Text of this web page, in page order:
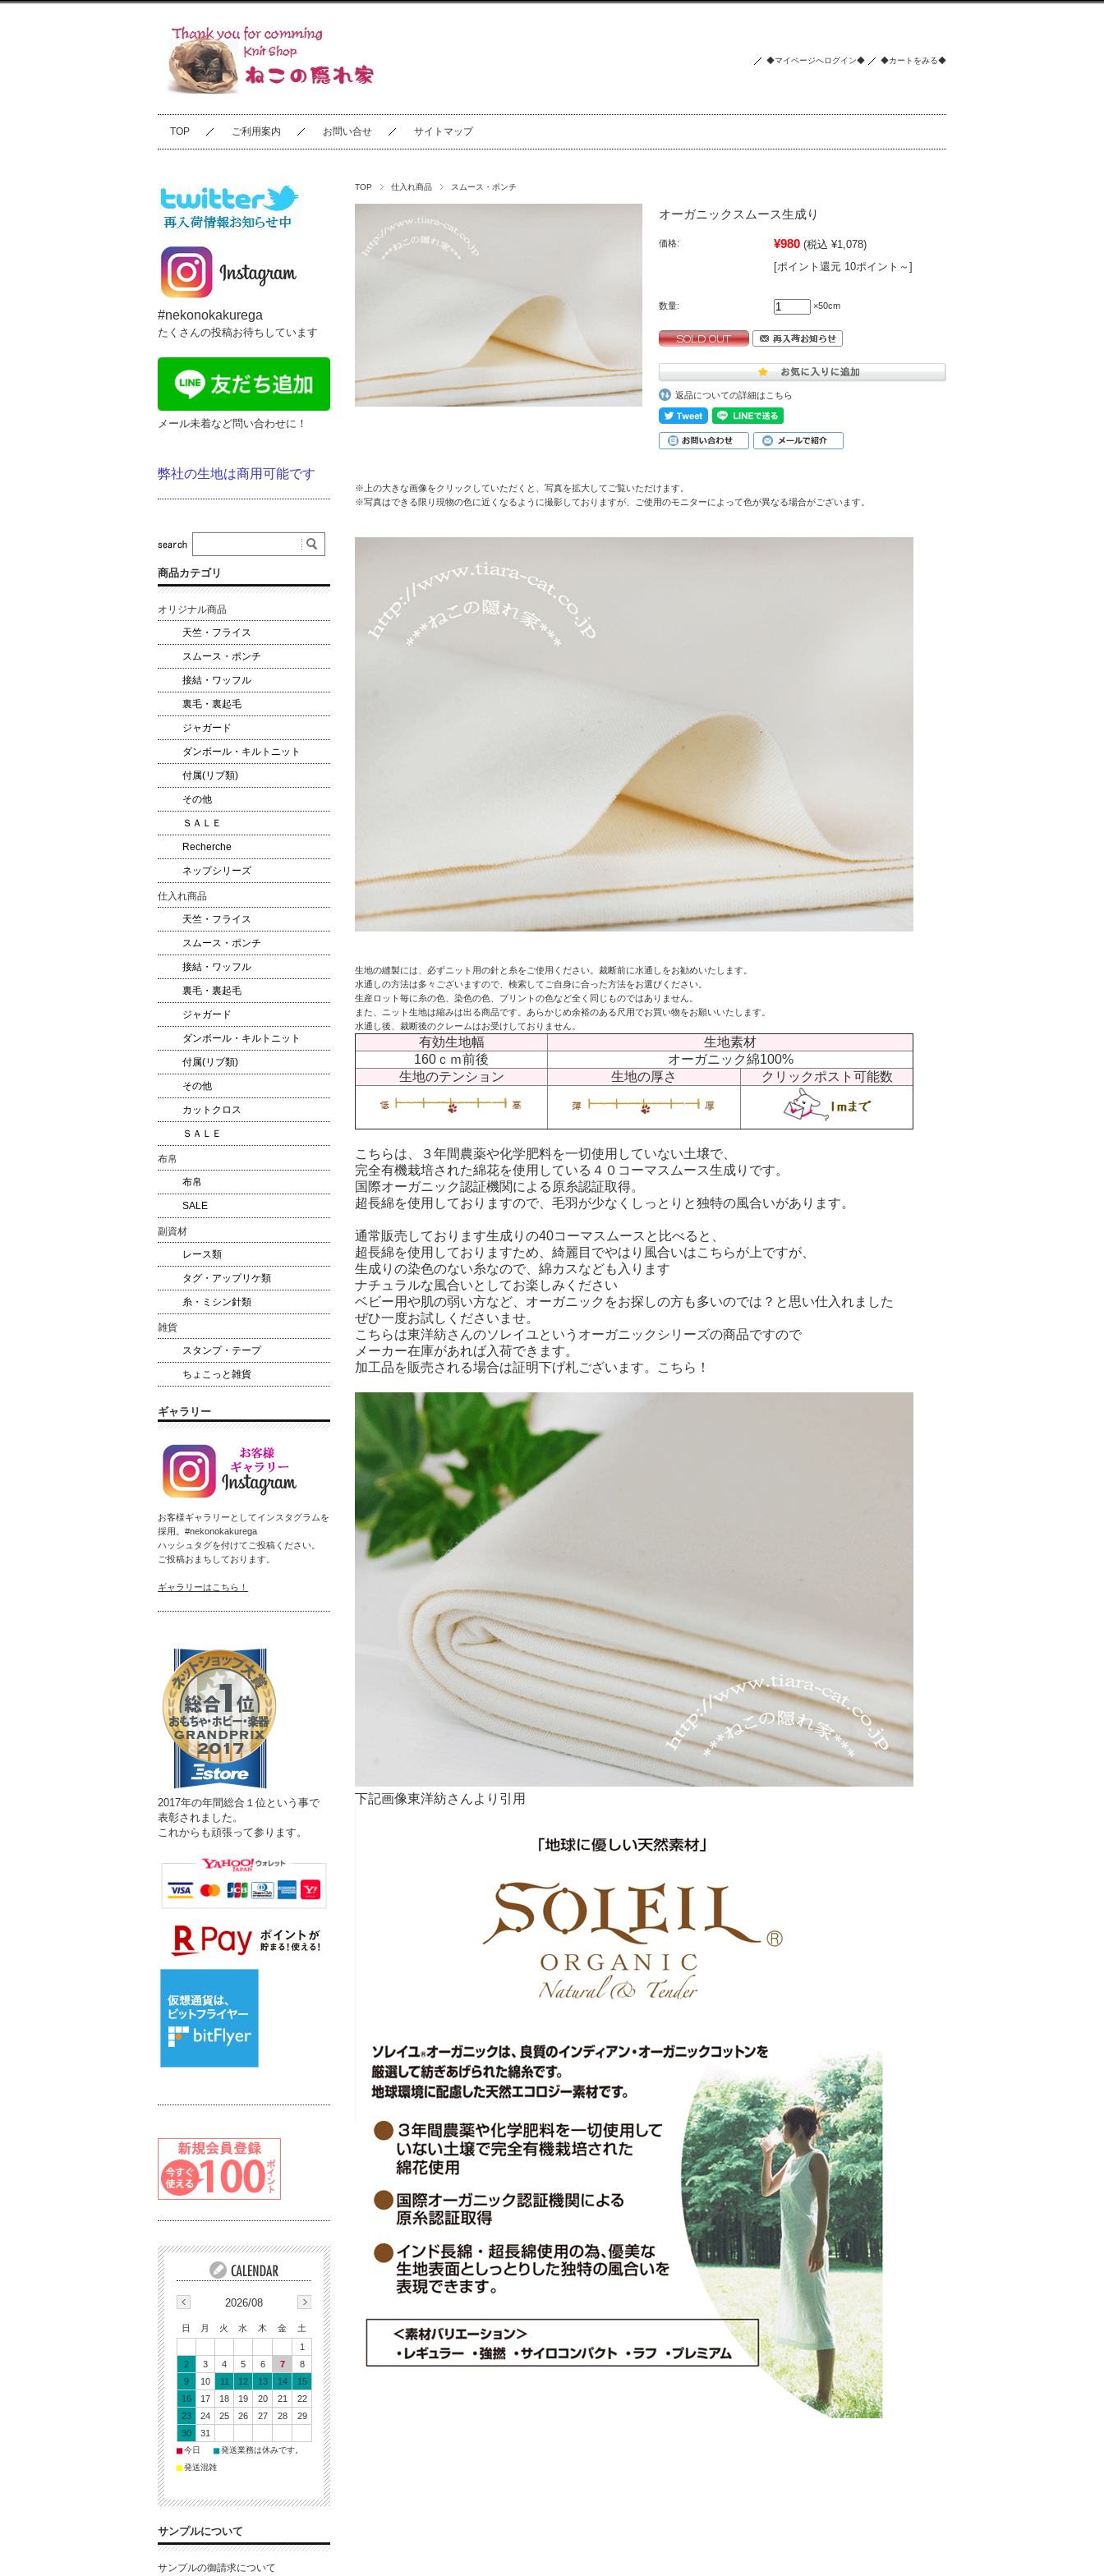
◆マイページへログイン◆ ◆カートをみる◆
TOP ご利用案内 お問い合せ サイトマップ
TOP 仕入れ商品 スムース・ポンチ
オーガニックスムース生成り
価格: ¥980 (税込 ¥1,078)
[ポイント還元 10ポイント～]
数量: ×50cm
返品についての詳細はこちら
※上の大きな画像をクリックしていただくと、写真を拡大してご覧いただけます。
※写真はできる限り現物の色に近くなるように撮影しておりますが、ご使用のモニターによって色が異なる場合がございます。
生地の縫製には、必ずニット用の針と糸をご使用ください。裁断前に水通しをお勧めいたします。
水通しの方法は多々ございますので、検索してご自身に合った方法をお選びください。
生産ロット毎に糸の色、染色の色、プリントの色など全く同じものではありません。
また、ニット生地は縮みは出る商品です。あらかじめ余裕のある尺用でお買い物をお願いいたします。
水通し後、裁断後のクレームはお受けしておりません。
有効生地幅
生地素材
160ｃｍ前後
オーガニック綿100%
生地のテンション
生地の厚さ クリックポスト可能数
こちらは、３年間農薬や化学肥料を一切使用していない土壌で、
完全有機栽培された綿花を使用している４０コーマスムース生成りです。
国際オーガニック認証機関による原糸認証取得。
超長綿を使用しておりますので、毛羽が少なくしっとりと独特の風合いがあります。
通常販売しております生成りの40コーマスムースと比べると、
超長綿を使用しておりますため、綺麗目でやはり風合いはこちらが上ですが、
生成りの染色のない糸なので、綿カスなども入ります
ナチュラルな風合いとしてお楽しみください
ベビー用や肌の弱い方など、オーガニックをお探しの方も多いのでは？と思い仕入れました
ぜひ一度お試しくださいませ。
こちらは東洋紡さんのソレイユというオーガニックシリーズの商品ですので
メーカー在庫があれば入荷できます。
加工品を販売される場合は証明下げ札ございます。
こちら！
下記画像東洋紡さんより引用
#nekonokakurega
たくさんの投稿お待ちしています
メール未着など問い合わせに！
弊社の生地は商用可能です
商品カテゴリ
オリジナル商品
天竺・フライス
スムース・ポンチ
接結・ワッフル
裏毛・裏起毛
ジャガード
ダンボール・キルトニット
付属(リブ類)
その他
ＳＡＬＥ
Recherche
ネップシリーズ
仕入れ商品
天竺・フライス
スムース・ポンチ
接結・ワッフル
裏毛・裏起毛
ジャガード
ダンボール・キルトニット
付属(リブ類)
その他
カットクロス
ＳＡＬＥ
布帛
布帛
SALE
副資材
レース類
タグ・アップリケ類
糸・ミシン針類
雑貨
スタンプ・テープ
ちょこっと雑貨
ギャラリー
お客様ギャラリーとしてインスタグラムを
採用。#nekonokakurega
ハッシュタグを付けてご投稿ください。
ご投稿おまちしております。
ギャラリーはこちら！
2017年の年間総合１位という事で
表彰されました。
これからも頑張って参ります。
2026/08
日 月 火 水 木 金
土
1
2
3 4 5 6 7
8
9
10 11 12 13 14
15
16
17 18 19 20 21
22
23
24 25 26 27 28
29
30
31
■今日 ■発送業務は休みです。
■発送混雑
サンプルについて
サンプルの御請求について